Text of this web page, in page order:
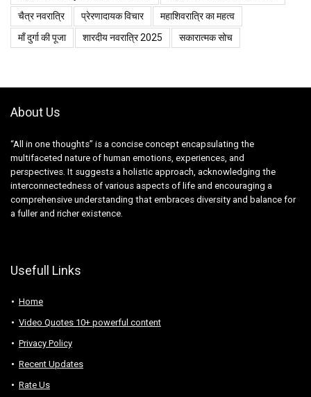
चैत्र नवरात्रि
प्रेरणादायक विचार
महाशिवरात्रि का महत्व
माँ दुर्गा की पूजा
शारदीय नवरात्रि 2025 सकारात्मक सोच
About Us
“All in one thoughts” is a concise concept encapsulating the
multifaceted nature of human emotions, experiences, and
perspectives. It suggests a holistic approach, acknowledging the
interconnectedness of various aspects of life and encouraging a
comprehensive understanding that embraces diversity and balance for
a fuller and richer existence.
Usefull Links
Home
Video Quotes 10+ powerful content
Privacy Policy
Recent Updates
Rate Us